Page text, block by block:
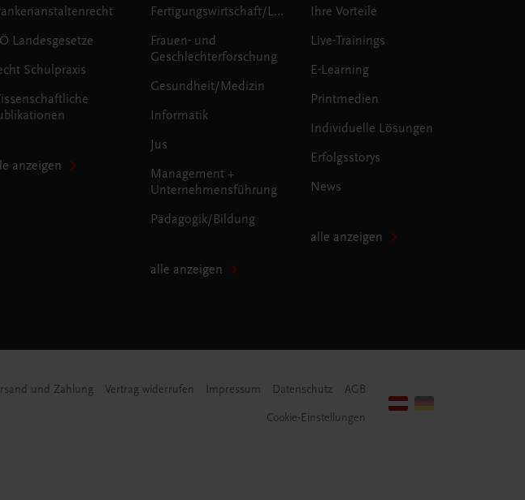
Landesgesetze
Schulpraxis
anzeigen
Fertigungswirtschaft/Logistik
Frauen- und
Geschlechterforschung
Gesundheit/Medizin
Informatik
Jus
Management +
Unternehmensführung
Pädagogik/Bildung
alle anzeigen
Ihre Vorteile
Live-Trainings
E-Learning
Printmedien
Individuelle Lösungen
Erfolgsstorys
News
alle anzeigen
und Zahlung Vertrag widerrufen Impressum Datenschutz AGB
Cookie-Einstellungen